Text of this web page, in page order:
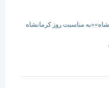
مناسبت روز کرمانشاه